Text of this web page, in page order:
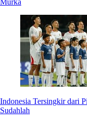
Murka
Indonesia Tersingkir dari
Sudahlah